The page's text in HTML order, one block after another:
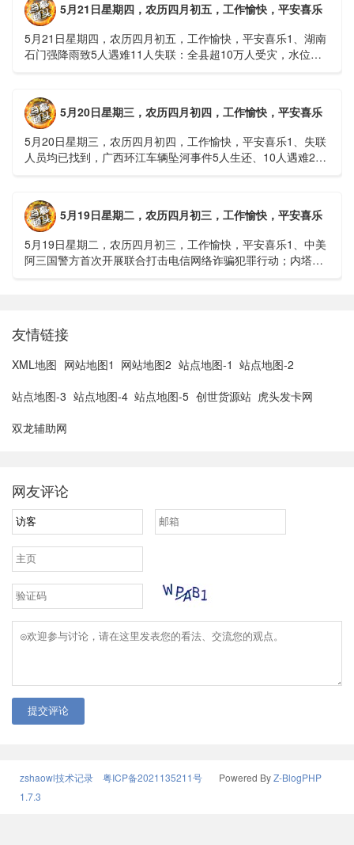
5月21日星期四，农历四月初五，工作愉快，平安喜乐
5月21日星期四，农历四月初五，工作愉快，平安喜乐1、湖南
石门强降雨致5人遇难11人失联：全县超10万人受灾，水位正
5月20日星期三，农历四月初四，工作愉快，平安喜乐
5月20日星期三，农历四月初四，工作愉快，平安喜乐1、失联
人员均已找到，广西环江车辆坠河事件5人生还、10人遇难2、
5月19日星期二，农历四月初三，工作愉快，平安喜乐
5月19日星期二，农历四月初三，工作愉快，平安喜乐1、中美
阿三国警方首次开展联合打击电信网络诈骗犯罪行动；内塔尼
友情链接
XML地图 网站地图1 网站地图2 站点地图-1 站点地图-2
站点地图-3 站点地图-4 站点地图-5 创世货源站 虎头发卡网
双龙辅助网
网友评论
提交评论
zshaowl技术记录 粤ICP备2021135211号 Powered ByZ-BlogPHP
1.7.3